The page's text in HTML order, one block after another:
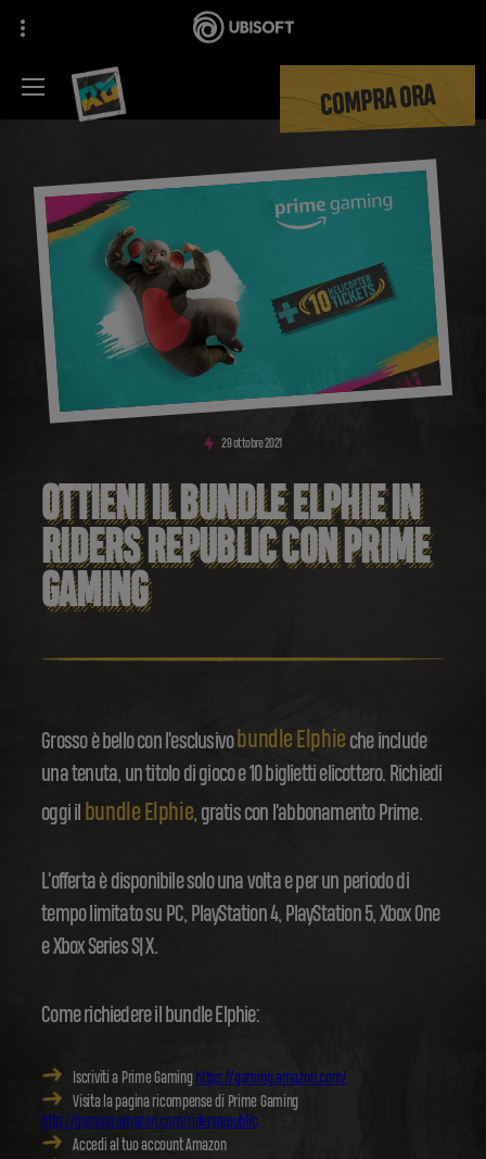
COMPRA ORA
29ottobre2021
OTTIENI IL BUNDLE ELPHIE IN
RIDERS REPUBLIC CON PRIME
GAMING
Grosso è bello con l'esclusivo bundle Elphie che include
una tenuta, un titolo di gioco e 10 biglietti elicottero. Richiedi
oggi il bundle Elphie, gratis con l'abbonamento Prime.
L'offerta è disponibile solo una volta e per un periodo di
tempo limitato su PC, PlayStation 4, PlayStation 5, Xbox One
e Xbox Series S|X.
Come richiedere il bundle Elphie:
Iscriviti a Prime Gaming https://gaming.amazon.com/
Visita la pagina ricompense di Prime Gaming
http://gaming.amazon.com/ridersrepublic
Accedi al tuo account Amazon